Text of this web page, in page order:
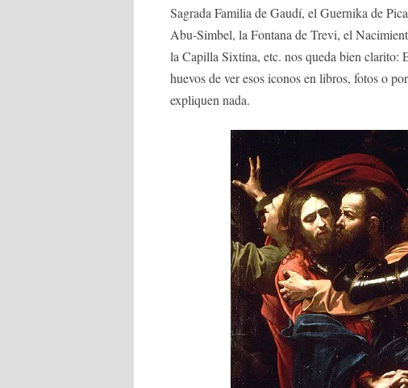
Sagrada Familia de Gaudí, el Guernika de
Abu-Simbel, la Fontana de Trevi, el
la Capilla Sixtina, etc. nos queda bien clarito:
huevos de ver esos iconos en libros, fotos o
expliquen nada.